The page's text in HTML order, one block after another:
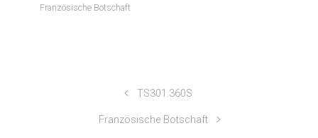
Französische Botschaft
TS301.360S
Französische Botschaft